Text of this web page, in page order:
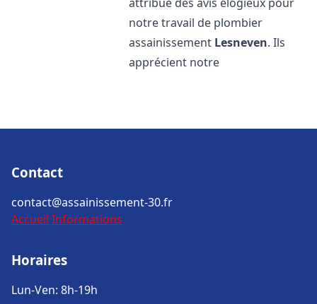
notre travail de plombier
assainissement Lesneven. Ils
apprécient notre
Contact
contact@assainissement-30.fr
Accueil Informations
Horaires
Lun-Ven: 8h-19h